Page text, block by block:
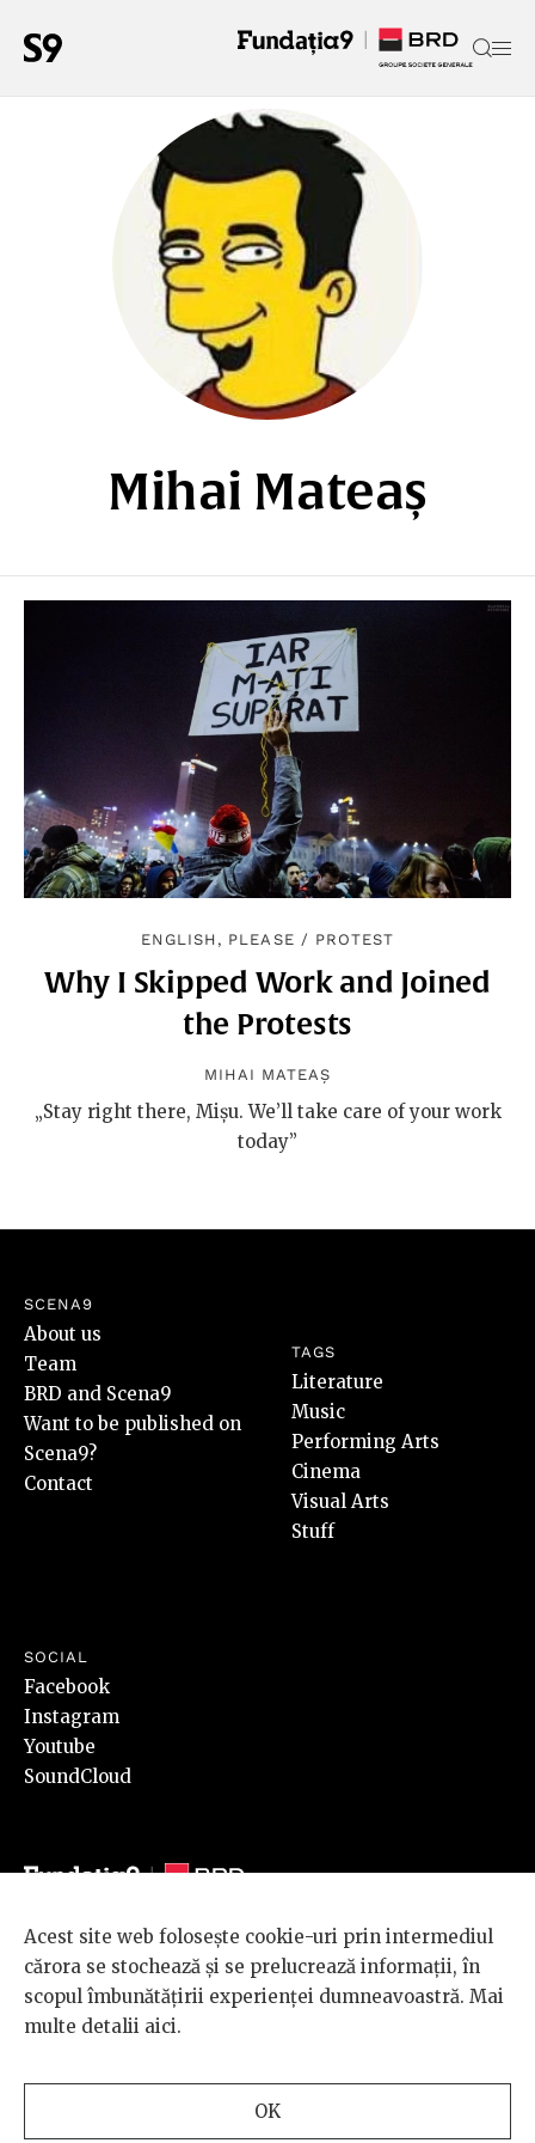
Mihai Mateaș
ENGLISH, PLEASE / PROTEST
Why I Skipped Work and Joined
the Protests
MIHAI MATEAȘ
„Stay right there, Mișu. We’ll take care of your work
today”
SCENA9
About us
Team
BRD and Scena9
Want to be published on
Scena9?
Contact
TAGS
Literature
Music
Performing Arts
Cinema
Visual Arts
Stuff
SOCIAL
Facebook
Instagram
Youtube
SoundCloud
© 2026 BRD Groupe Société Générale, toate drepturile rezervate.
Scena 9 este un proiect sustinut de
BRD GROUPE SOCIÉTÉ
GÉNÉRALE
Acest site web folosește cookie-uri prin intermediul
cărora se stochează și se prelucrează informații, în
scopul îmbunătățirii experienței dumneavoastră. Mai
multe detalii aici.
OK